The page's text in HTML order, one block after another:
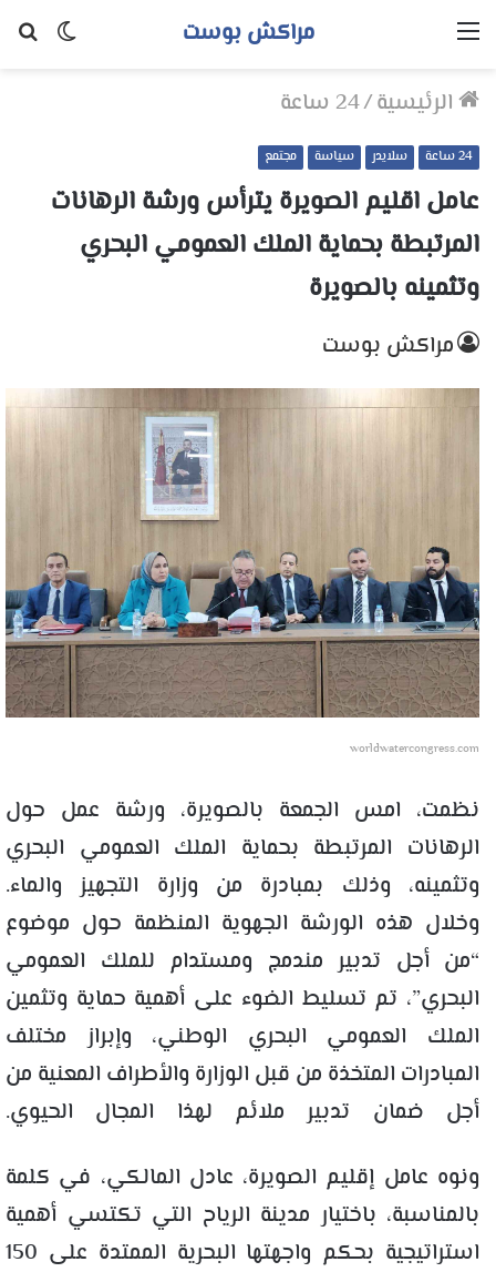
الوضع
مراكش بوست القائمة
الرئيسية/24 ساعة
24 ساعة سلايدر سياسة مجتمع
عامل اقليم الصويرة يترأس ورشة الرهانات
المرتبطة بحماية الملك العمومي البحري
وتثمينه بالصويرة
مراكش بوست
worldwatercongress.com
نظمت، امس الجمعة بالصويرة، ورشة عمل حول
الرهانات المرتبطة بحماية الملك العمومي البحري
وتثمينه، وذلك بمبادرة من وزارة التجهيز والماء.
وخلال هذه الورشة الجهوية المنظمة حول موضوع
“من أجل تدبير مندمج ومستدام للملك العمومي
البحري”، تم تسليط الضوء على أهمية حماية وتثمين
الملك العمومي البحري الوطني، وإبراز مختلف
المبادرات المتخذة من قبل الوزارة والأطراف المعنية من
أجل ضمان تدبير ملائم لهذا المجال الحيوي.
ونوه عامل إقليم الصويرة، عادل المالكي، في كلمة
بالمناسبة، باختيار مدينة الرياح التي تكتسي أهمية
استراتيجية بحكم واجهتها البحرية الممتدة على 150